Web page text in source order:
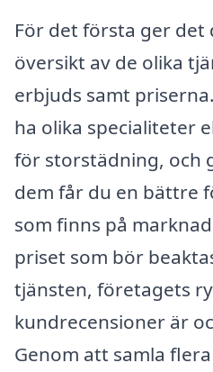
För det första ger det
översikt av de olika
erbjuds samt
ha olika specialiteter
för storstädning, och
dem får du en bättre
som finns på
priset som bör
tjänsten, företagets
kundrecensioner är
Genom att samla